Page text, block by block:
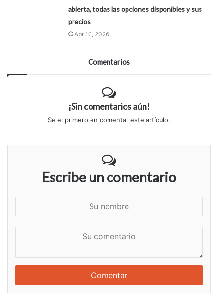
abierta, todas las opciones disponibles y sus
precios
Abr 10, 2026
Comentarios
¡Sin comentarios aún!
Se el primero en comentar este artículo.
Escribe un comentario
n